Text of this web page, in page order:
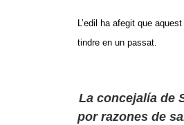
L’edil ha afegit que
tindre en un passat.
La concejalía de
por razones de